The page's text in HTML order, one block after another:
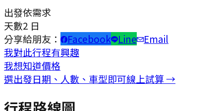
出發依需求
天數2 日
分享給朋友：
Facebook Line
Email
我對此行程有興趣
我想知道價格
選出發日期、人數、車型即可線上試算 →